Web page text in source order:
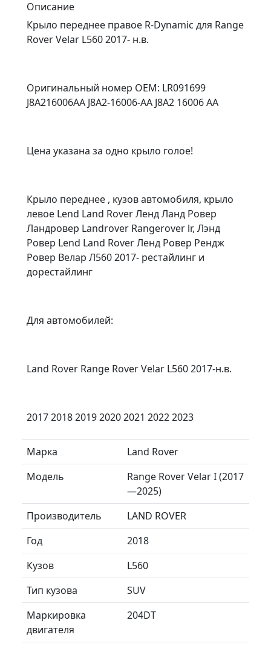
Описание
Крыло переднее правое R-Dynamic для Range
Rover Velar L560 2017- н.в.
Оригинальный номер OEM: LR091699
J8A216006AA J8A2-16006-AA J8A2 16006 AA
Цена указана за одно крыло голое!
Крыло переднее , кузов автомобиля, крыло
левое Lend Land Rover Ленд Ланд Ровер
Ландровер Landrover Rangerover lr, Лэнд
Ровер Lend Land Rover Ленд Ровер Рендж
Ровер Велар Л560 2017- рестайлинг и
дорестайлинг
Для автомобилей:
Land Rover Range Rover Velar L560 2017-н.в.
2017 2018 2019 2020 2021 2022 2023
Марка
Land Rover
Модель
Range Rover Velar I (2017
—2025)
Производитель
LAND ROVER
Год
2018
Кузов
L560
Тип кузова
SUV
Маркировка
двигателя
204DT